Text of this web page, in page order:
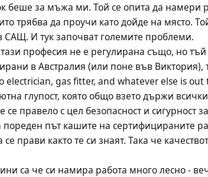
беше за мъжа ми. Той се опита да намери
трябва да проучи като дойде на място.
САЩ. И тук започват големите проблеми.
професия не е регулирана също, но
в Австралия (или поне във
electrician, gas fitter, and whatever else is
глупост, която общо взето държи
се правело с цел безопасност и
пореден път кашите на сертифицираните
се прави както те си знаят. Така че
са че си намира работа много лесно -